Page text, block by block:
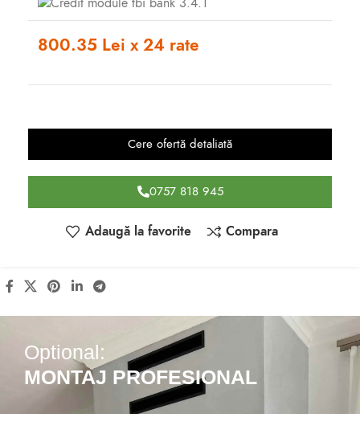
800.35 Lei x 24 rate
Cere ofertă detaliată
0757 818 945
Adaugă la favorite Compara
Optional:
MONTAJ PROFESIONAL